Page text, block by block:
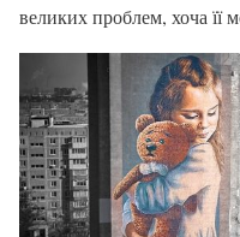
великих проблем, хоча її